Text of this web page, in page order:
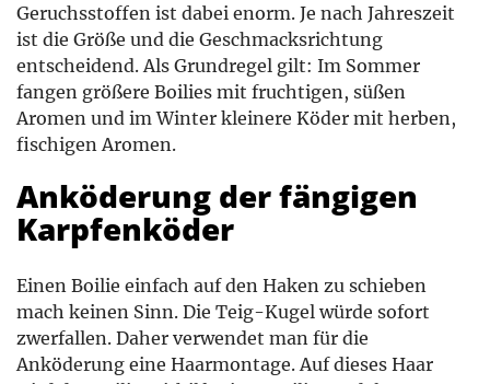
Geruchsstoffen ist dabei enorm. Je nach Jahreszeit
ist die Größe und die Geschmacksrichtung
entscheidend. Als Grundregel gilt: Im Sommer
fangen größere Boilies mit fruchtigen, süßen
Aromen und im Winter kleinere Köder mit herben,
fischigen Aromen.
Anköderung der fängigen
Karpfenköder
Einen Boilie einfach auf den Haken zu schieben
mach keinen Sinn. Die Teig-Kugel würde sofort
zwerfallen. Daher verwendet man für die
Anköderung eine Haarmontage. Auf dieses Haar